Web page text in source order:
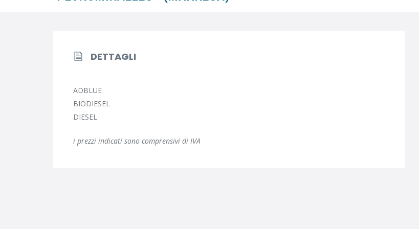
DETTAGLI
ADBLUE
BIODIESEL
DIESEL
i prezzi indicati sono comprensivi di IVA